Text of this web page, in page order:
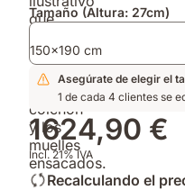
durmientes
sensibles.
altura
para
adaptarse
a
tu
postura.
Emma
de
Verano.
Tamaño (Altura: 27cm)
150x190 cm
Asegúrate de elegir el
1 de cada 4 clientes se
1624,90 €
Incl. 21% IVA
Recalculando el